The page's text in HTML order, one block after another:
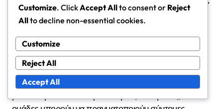
τους. Για παράδειγμα, οι αμυντικοί μπορεί να χρειαστεί
να ζητήσουν υποστήριξη ή να προειδοποιήσουν τους
συμπαίκτες σχετικά με τις κινήσεις των αντιπάλων.
Θα πρέπει να καθιερωθούν μηχανισμοί
ανατροφοδότησης για να διασφαλιστεί η συνεχής
Customize. ClickAccept Allto consent or Reject
Allto decline non-essential cookies.
Customize
Reject All
Accept All